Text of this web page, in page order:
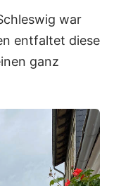
war
entfaltet diese
ganz